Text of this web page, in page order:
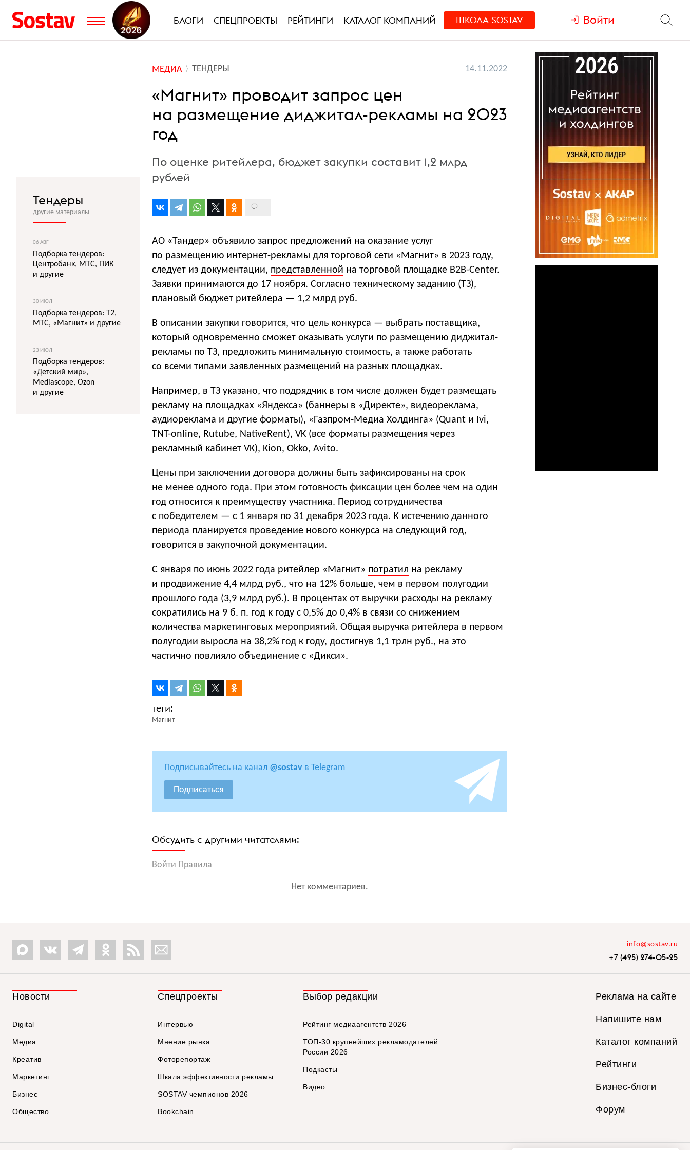
БЛОГИ СПЕЦПРОЕКТЫ РЕЙТИНГИ КАТАЛОГ КОМПАНИЙ ШКОЛА SOSTAV Войти
МЕДИА ТЕНДЕРЫ 14.11.2022
«Магнит» проводит запрос цен
на размещение диджитал-рекламы на 2023
год
По оценке ритейлера, бюджет закупки составит 1,2 млрд
рублей
АО «Тандер» объявило запрос предложений на оказание услуг
по размещению интернет-рекламы для торговой сети «Магнит» в 2023 году,
следует из документации, представленной на торговой площадке B2B-Center.
Заявки принимаются до 17 ноября. Согласно техническому заданию (ТЗ),
плановый бюджет ритейлера — 1,2 млрд руб.
В описании закупки говорится, что цель конкурса — выбрать поставщика,
который одновременно сможет оказывать услуги по размещению диджитал-
рекламы по ТЗ, предложить минимальную стоимость, а также работать
со всеми типами заявленных размещений на разных площадках.
Например, в ТЗ указано, что подрядчик в том числе должен будет размещать
рекламу на площадках «Яндекса» (баннеры в «Директе», видеореклама,
аудиореклама и другие форматы), «Газпром-Медиа Холдинга» (Quant и Ivi,
TNT-online, Rutube, NativeRent), VK (все форматы размещения через
рекламный кабинет VK), Kion, Оkko, Avito.
Цены при заключении договора должны быть зафиксированы на срок
не менее одного года. При этом готовность фиксации цен более чем на один
год относится к преимуществу участника. Период сотрудничества
с победителем — с 1 января по 31 декабря 2023 года. К истечению данного
периода планируется проведение нового конкурса на следующий год,
говорится в закупочной документации.
С января по июнь 2022 года ритейлер «Магнит» потратил на рекламу
и продвижение 4,4 млрд руб., что на 12% больше, чем в первом полугодии
прошлого года (3,9 млрд руб.). В процентах от выручки расходы на рекламу
сократились на 9 б. п. год к году с 0,5% до 0,4% в связи со снижением
количества маркетинговых мероприятий. Общая выручка ритейлера в первом
полугодии выросла на 38,2% год к году, достигнув 1,1 трлн руб., на это
частично повлияло объединение с «Дикси».
Магнит
Подписывайтесь на канал @sostav в Telegram
Подписаться
Обсудить с другими читателями:
Войти Правила
Нет комментариев.
Тендеры
другие материалы
06 АВГ
Подборка тендеров:
Центробанк, МТС, ПИК
и другие
30 ИЮЛ
Подборка тендеров: T2,
МТС, «Магнит» и другие
23 ИЮЛ
Подборка тендеров:
«Детский мир»,
Mediascope, Ozon
и другие
info@sostav.ru
+7 (495) 274-05-25
Новости
Digital
Медиа
Креатив
Маркетинг
Бизнес
Общество
Спецпроекты
Интервью
Мнение рынка
Фоторепортаж
Шкала эффективности рекламы
SOSTAV чемпионов 2026
Bookchain
Выбор редакции
Рейтинг медиаагентств 2026
ТОП-30 крупнейших рекламодателей
России 2026
Подкасты
Видео
Реклама на сайте
Напишите нам
Каталог компаний
Рейтинги
Бизнес-блоги
Форум